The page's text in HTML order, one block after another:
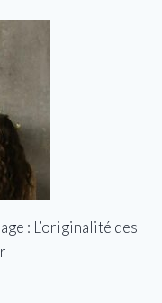
: L’originalité des